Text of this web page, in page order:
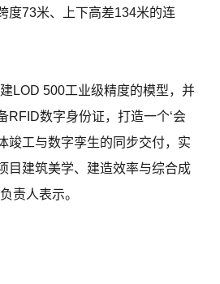
度73米、上下高差134米的连
LOD 500工业级精度的模型，并
RFID数字身份证，打造一个‘会
竣工与数字孪生的同步交付，实
目建筑美学、建造效率与综合成
责人表示。